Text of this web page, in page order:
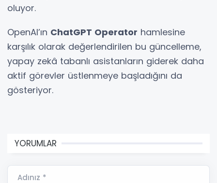
oluyor.
OpenAI’ın ChatGPT Operator hamlesine
karşılık olarak değerlendirilen bu güncelleme,
yapay zekâ tabanlı asistanların giderek daha
aktif görevler üstlenmeye başladığını da
gösteriyor.
YORUMLAR
Adınız *